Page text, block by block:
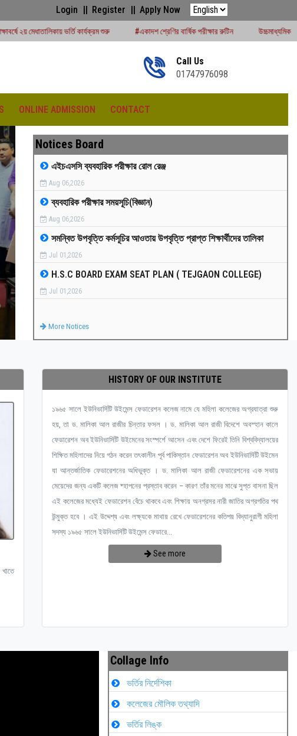
Login Register Apply Now
কার্যক্রম শুরু #একাদশ শ্রেণির বার্ষিক পরীক্ষার রুটিন উচ্চমাধ্যমিক সেশন (২০২৪-২৫)
Call Us
01747976098
ONLINE ADMISSION CONTACT
ক্রীড়া প্রতিযোগিতা -২০২৫
Notices Board
এইচএসসি ব্যবহারিক পরীক্ষার রোল রেঞ্জ
Aug 06,2026
ব্যবহারিক পরীক্ষার সময়সূচি(বিজ্ঞান)
Aug 06,2026
সমন্বিত উপবৃত্তি কর্মসূচির আওতায় উপবৃত্তি প্রাপ্ত শিক্ষার্থীদের তালিকা
Jul 01,2026
H.S.C BOARD EXAM SEAT PLAN ( TEJGAON COLLEGE)
Jul 01,2026
More Notices
HISTORY OF OUR INSTITUTE
১৯৬৫ সালে ইউনিভার্সিটি উইমেন্স ফেডারেশন কলেজ নামে যে মহিলা কলেজের অগ্রযাত্রা শুরু
হয়, তা ড. মালিকা আল রাজীর চিন্তার ফসল । ড. মালিকা আল রাজী বিদেশে অবস্হান কালে
ফেডারেশন অব ইউনিভার্সিটি উইমেনের সংস্পর্শে আসেন এবং দেশে ফিরেই তিনি বিশ্ববিদ্যালয়ের
শিক্ষিত মহিলাদের নিয়ে গঠন করেন তৎকালীন পূর্ব পাকিস্তান ফেডারেশন অব ইউনিভার্সিটি উইমেন
যা আন্তর্জাতিক ফেডারেশনের অধিভুক্ত । ড. মালিকা আল রাজী ফেডারেশনের এক সভায়
মেয়েদের জন্য একটি কলেজ ষ্হাপনের প্রস্তাব করেন – কারণ তাঁর মনের মাঝে সুপ্ত বাসনা ছিল
এই কলেজের মধ্যেই ফেডারেশন বেঁচে থাকবে এবং শিক্ষায় অনগ্রসর নারী জাতির অগ্রগতির পথ
উন্মুক্ত হবে । এই উদ্দেশ্য এবং লক্ষ্যকে মাথায় রেখে ফেডারেশনের কতিপয় বিদ্যানুরাগী মহিলা
সদস্য ১৯৬৫ সালে ইউনিভার্সিটি উইমেন্স ফেডারে...
See more
Collage Info
ভর্তির নির্দেশিকা
কলেজের মৌলিক তথ্যাদি
ভর্তির লিঙ্ক